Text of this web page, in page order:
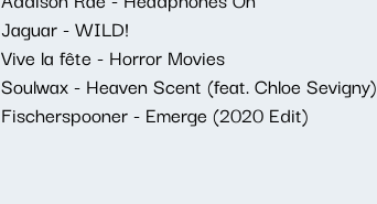
Jaguar - WILD!
Vive la fête - Horror Movies
Soulwax - Heaven Scent (feat. Chloe Sevigny)
Fischerspooner - Emerge (2020 Edit)